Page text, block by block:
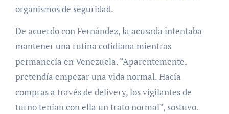
organismos de seguridad.
De acuerdo con Fernández, la acusada intentaba
mantener una rutina cotidiana mientras
permanecía en Venezuela. “Aparentemente,
pretendía empezar una vida normal. Hacía
compras a través de delivery, los vigilantes de
turno tenían con ella un trato normal”, sostuvo.